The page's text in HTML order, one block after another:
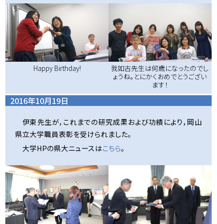
Happy Birthday!
我如古先生は何歳になったのでし
ょうね。とにかくおめでとうござい
ます！
2016年10月19日
伊東先生が，これまでの研究成果および功績により，岡山
県立大学職員表彰を受けられました。
大学HPの県大ニュースはこちら。